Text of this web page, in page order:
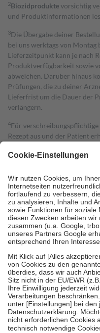
2Biozidproduktevorsichtig
und Produktinformationen
3Die Übergabe deiner
bei uns werktags von Montag
Lieferzeitpunkt kann je nach
Produktverfügbarkeit sowie
abweichen. Darüber hinaus
Prüfungen, die zu deiner
Lieferfrist um die Dauer der
verlängern.
4Für
Rezept aus und der Patient
Kosten dafür, der Versicherte
Grundsätzlich leisten
Prozent des Abgabepreises,
höchstens zehn Euro.Es sind
Kosten der Leistung zu
Diese Regeln gelten
Bei Heilmitteln und
Zuzahlung zehn Prozent der
Um das Engagement der
stärken und die besondere
fallenkeine Zuzahlungen an
• Kindern und Jugendlichen
mit Ausnahme der Fahrkosten
• Untersuchungen zur
GKV getragen werden